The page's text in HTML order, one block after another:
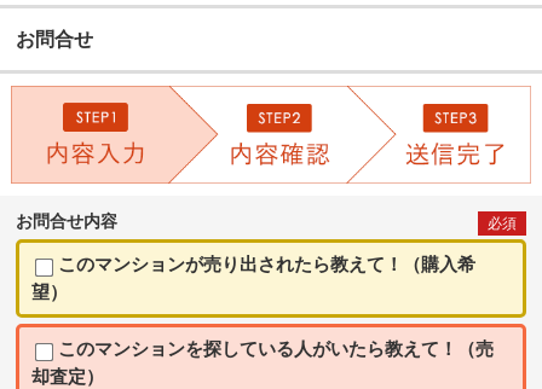
お問合せ
お問合せ内容 必須
このマンションが売り出されたら教えて！（購入希
望）
このマンションを探している人がいたら教えて！（売
却査定）